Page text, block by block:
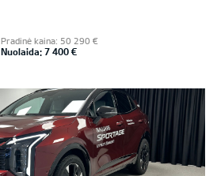
Pradinė kaina: 50 290 €
Nuolaida: 7 400 €